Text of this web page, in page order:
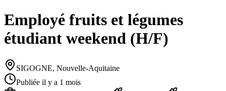
Employé fruits et légumes
étudiant weekend (H/F)
SIGOGNE, Nouvelle-Aquitaine
Publiée il y a 1 mois